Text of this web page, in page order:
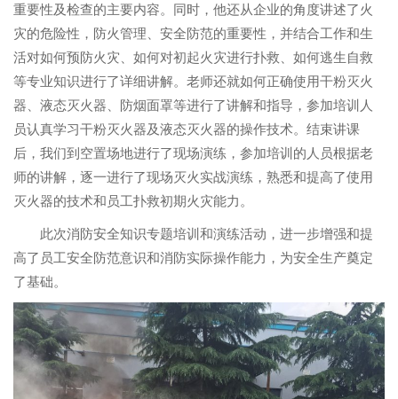
重要性及检查的主要内容。同时，他还从企业的角度讲述了火
灾的危险性，防火管理、安全防范的重要性，并结合工作和生
活对如何预防火灾、如何对初起火灾进行扑救、如何逃生自救
等专业知识进行了详细讲解。老师还就如何正确使用干粉灭火
器、液态灭火器、防烟面罩等进行了讲解和指导，参加培训人
员认真学习干粉灭火器及液态灭火器的操作技术。结束讲课
后，我们到空置场地进行了现场演练，参加培训的人员根据老
师的讲解，逐一进行了现场灭火实战演练，熟悉和提高了使用
灭火器的技术和员工扑救初期火灾能力。
此次消防安全知识专题培训和演练活动，进一步增强和提
高了员工安全防范意识和消防实际操作能力，为安全生产奠定
了基础。